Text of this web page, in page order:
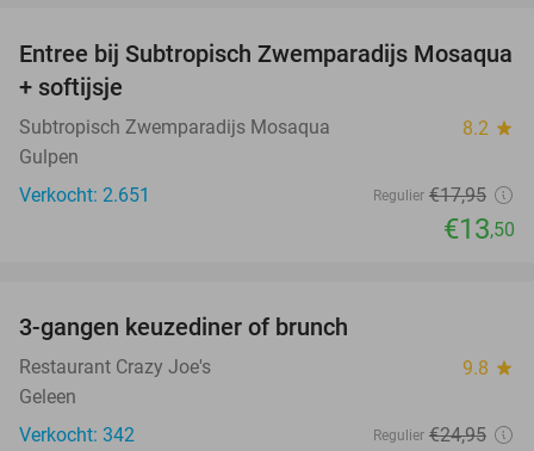
25%
Entree bij Subtropisch Zwemparadijs Mosaqua
+ softijsje
Subtropisch Zwemparadijs Mosaqua 8.2 star
Gulpen
Verkocht: 2.651
Regulier €17,95
€13,50
3-gangen keuzediner of brunch
Restaurant Crazy Joe's 9.8 star
Geleen
Verkocht: 342
Regulier €24,95